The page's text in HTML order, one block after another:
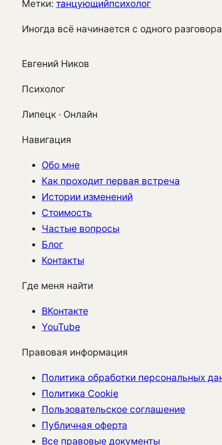
Метки: танцующийпсихолог
Иногда всё начинается с одного
Евгений Ников
Психолог
Липецк · Онлайн
Навигация
Обо мне
Как проходит первая встреча
Истории изменений
Стоимость
Частые вопросы
Блог
Контакты
Где меня найти
ВКонтакте
YouTube
Правовая информация
Политика обработки персональных
Политика Cookie
Пользовательское соглашение
Публичная оферта
Все правовые документы